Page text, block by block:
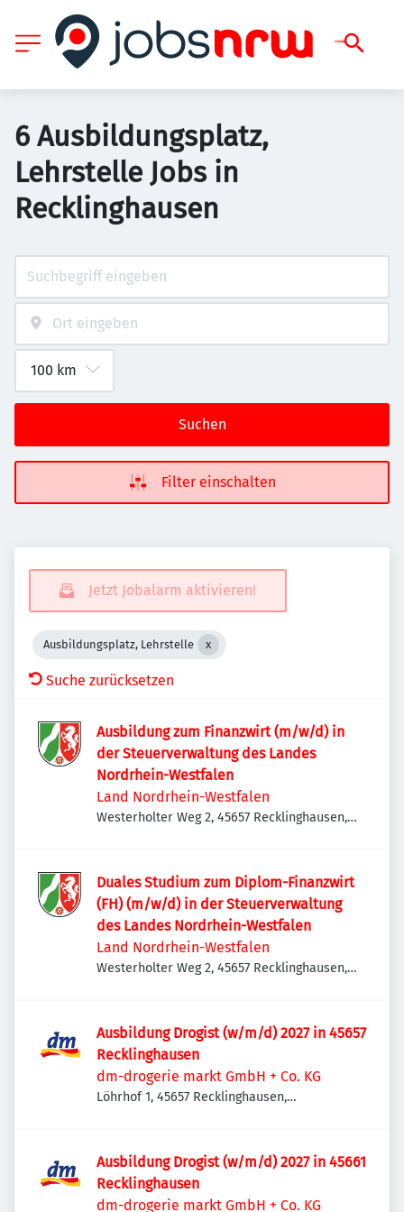
6 Ausbildungsplatz,
Lehrstelle Jobs in
Recklinghausen
Suchen
Filter einschalten
Jetzt Jobalarm aktivieren!
Ausbildungsplatz, Lehrstelle
Suche zurücksetzen
Ausbildung zum Finanzwirt (m/w/d) in
der Steuerverwaltung des Landes
Nordrhein-Westfalen
Land Nordrhein-Westfalen
Westerholter Weg 2, 45657 Recklinghausen,
Duales Studium zum Diplom-Finanzwirt
(FH) (m/w/d) in der Steuerverwaltung
des Landes Nordrhein-Westfalen
Land Nordrhein-Westfalen
Westerholter Weg 2, 45657 Recklinghausen,
Ausbildung Drogist (w/m/d) 2027 in 45657
Recklinghausen
dm-drogerie markt GmbH + Co. KG
Löhrhof 1, 45657 Recklinghausen,
Ausbildung Drogist (w/m/d) 2027 in 45661
Recklinghausen
dm-drogerie markt GmbH + Co. KG